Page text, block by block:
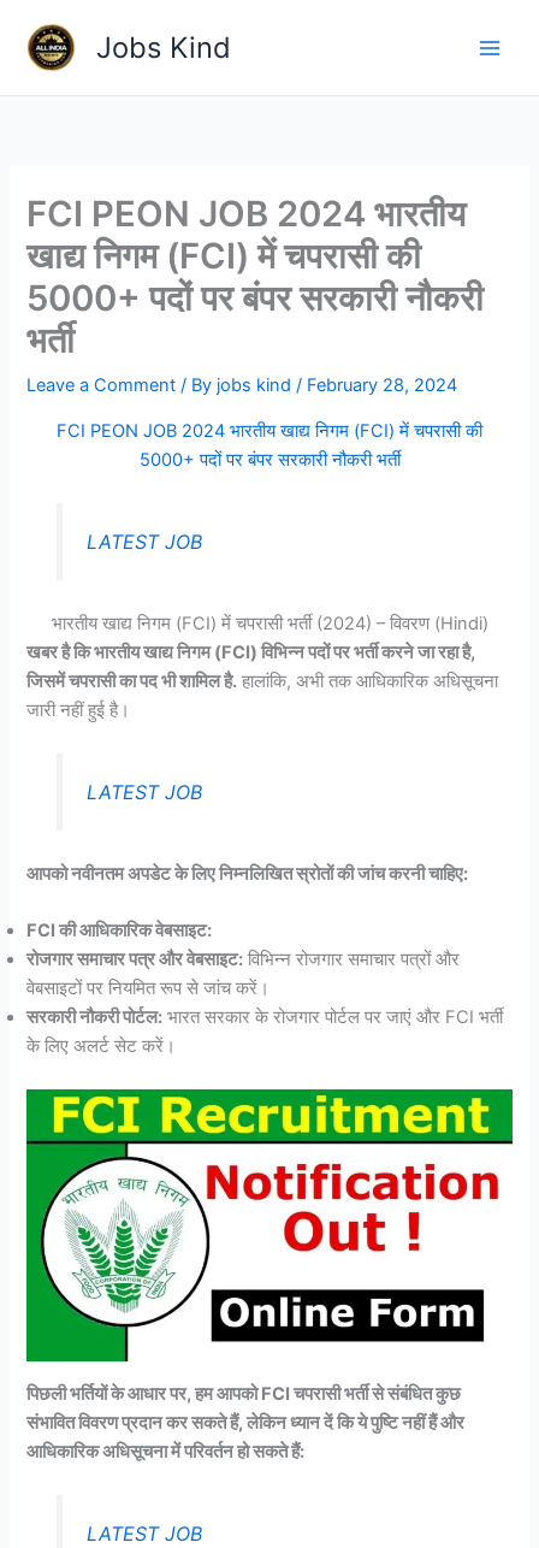
content
Jobs Kind
FCI PEON JOB 2024 भारतीय
खाद्य निगम (FCI) में चपरासी की
5000+ पदों पर बंपर सरकारी नौकरी
भर्ती
Leave a Comment / By jobs kind/ February 28, 2024
FCI PEON JOB 2024 भारतीय खाद्य निगम (FCI) में चपरासी की
5000+ पदों पर बंपर सरकारी नौकरी भर्ती
LATEST JOB
भारतीय खाद्य निगम (FCI) में चपरासी भर्ती (2024) – विवरण (Hindi)
खबर है कि भारतीय खाद्य निगम (FCI) विभिन्न पदों पर भर्ती करने जा रहा है,
जिसमें चपरासी का पद भी शामिल है. हालांकि, अभी तक आधिकारिक अधिसूचना
जारी नहीं हुई है।
LATEST JOB
आपको नवीनतम अपडेट के लिए निम्नलिखित स्रोतों की जांच करनी चाहिए:
FCI की आधिकारिक वेबसाइट:
रोजगार समाचार पत्र और वेबसाइट: विभिन्न रोजगार समाचार पत्रों और
वेबसाइटों पर नियमित रूप से जांच करें।
सरकारी नौकरी पोर्टल: भारत सरकार के रोजगार पोर्टल पर जाएं और FCI भर्ती
के लिए अलर्ट सेट करें।
पिछली भर्तियों के आधार पर, हम आपको FCI चपरासी भर्ती से संबंधित कुछ
संभावित विवरण प्रदान कर सकते हैं, लेकिन ध्यान दें कि ये पुष्टि नहीं हैं और
आधिकारिक अधिसूचना में परिवर्तन हो सकते हैं:
LATEST JOB